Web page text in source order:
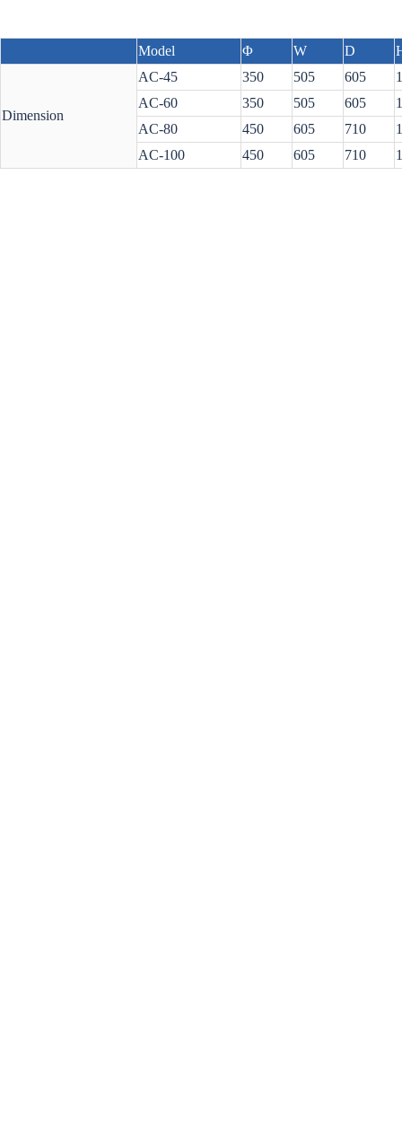
Model Φ W D
Dimension
AC-45 350 505 605
AC-60
350 505 605
AC-80
450 605 710
AC-100
450 605 710